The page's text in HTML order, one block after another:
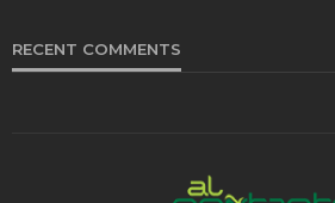
RECENT COMMENTS